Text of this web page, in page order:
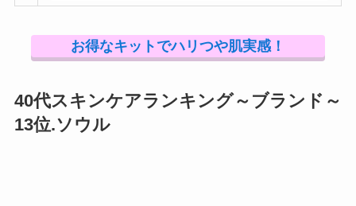
で
購
お得なキットでハリつや肌実感！
40代スキンケアランキング～ブランド～